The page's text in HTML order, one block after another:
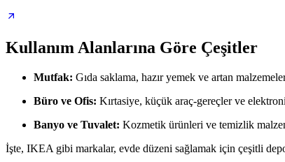
Kullanım Alanlarına Göre Çeşitler
Mutfak: Gıda saklama, hazır yemek ve artan
Büro ve Ofis: Kırtasiye, küçük araç-gereçler ve
Banyo ve Tuvalet: Kozmetik ürünleri ve temizlik
İşte, IKEA gibi markalar, evde düzeni sağlamak için çeşitli